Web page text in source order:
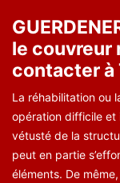
le couvreur
contacter à
La réhabilitation ou
opération difficile et
vétusté de la
peut en partie
éléments. De